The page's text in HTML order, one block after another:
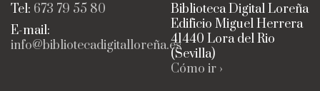
Tel: 673 79 55 80
E-mail:
info@bibliotecadigitalloreña.es
Biblioteca Digital Loreña
Edificio Miguel Herrera
41440 Lora del Rio
(Sevilla)
Cómo ir ›